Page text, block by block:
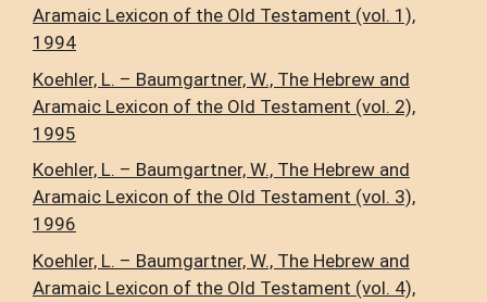
Aramaic Lexicon of the Old Testament (vol. 1),
1994
Koehler, L. – Baumgartner, W., The Hebrew and
Aramaic Lexicon of the Old Testament (vol. 2),
1995
Koehler, L. – Baumgartner, W., The Hebrew and
Aramaic Lexicon of the Old Testament (vol. 3),
1996
Koehler, L. – Baumgartner, W., The Hebrew and
Aramaic Lexicon of the Old Testament (vol. 4),